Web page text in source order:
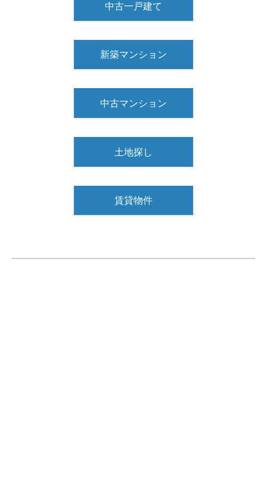
中古一戸建て
新築マンション
中古マンション
土地探し
賃貸物件